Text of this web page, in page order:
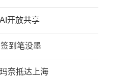
开放共享
到笔没墨
奈抵达上海